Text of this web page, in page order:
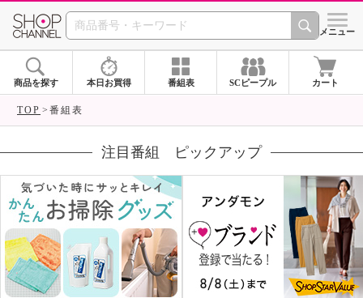
SHOP CHANNEL シメニュー
商品を探す 本日お買得 番組表 SCピープル カート
TOP 番組表
注目番組 ピックアップ